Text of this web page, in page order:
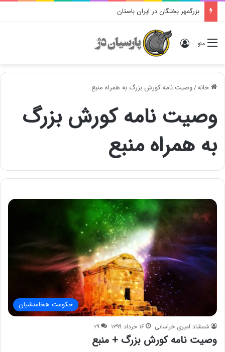
بزرگمهر بختگان در ایران باستان
منو ورود
خانه/وصیت نامه کورش بزرگ به همراه منبع
وصیت نامه کورش بزرگ
به همراه منبع
حکومت هخامنشیان
شمشاد امیری خراسانی ۱۶ خرداد ۱۳۹۹ ۲۹
وصیت نامه کورش بزرگ + منبع